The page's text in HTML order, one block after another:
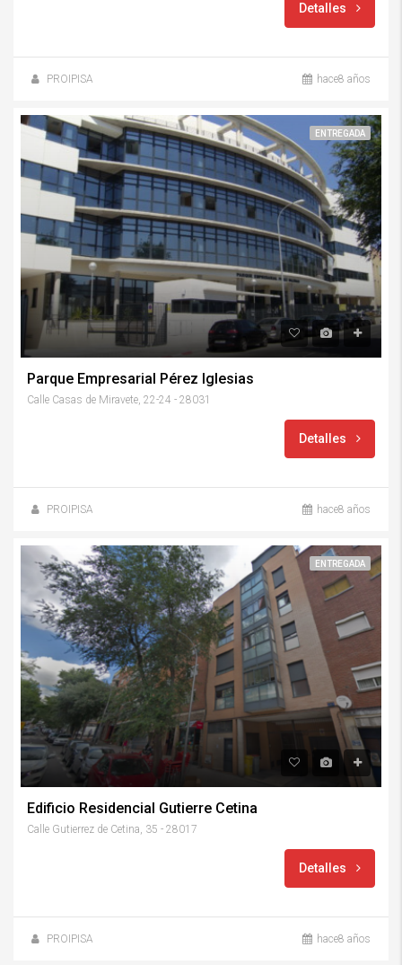
Detalles
PROIPISA hace8 años
ENTREGADA
Parque Empresarial Pérez Iglesias
Calle Casas de Miravete, 22-24 - 28031
Detalles
PROIPISA hace8 años
ENTREGADA
Edificio Residencial Gutierre Cetina
Calle Gutierrez de Cetina, 35 - 28017
Detalles
PROIPISA hace8 años